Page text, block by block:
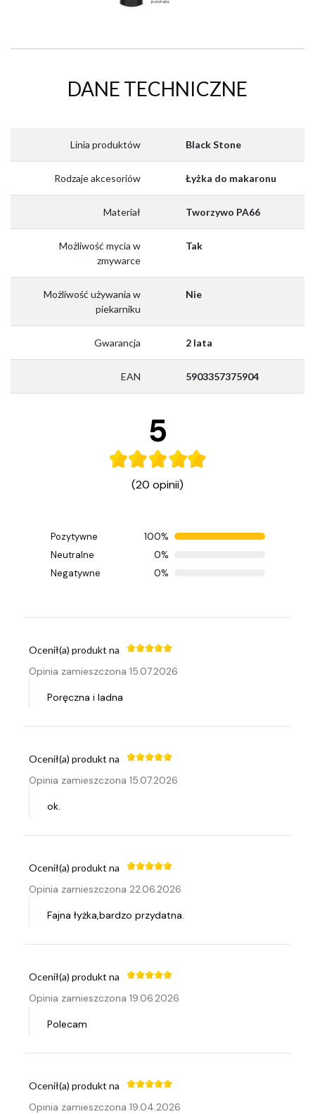
DANE TECHNICZNE
Linia produktów Black Stone
Rodzaje akcesoriów Łyżka do makaronu
Materiał Tworzywo PA66
Możliwość mycia w
zmywarce
Tak
Możliwość używania w
piekarniku
Nie
Gwarancja 2 lata
EAN 5903357375904
5
(20 opinii)
Pozytywne
100%
Neutralne
0%
Negatywne
0%
Ocenił(a) produkt na
Opinia zamieszczona 04.08.2026
Ocenił(a) produkt na
Opinia zamieszczona 15.07.2026
Poręczna i ladna
Ocenił(a) produkt na
Opinia zamieszczona 15.07.2026
ok.
Ocenił(a) produkt na
Opinia zamieszczona 22.06.2026
Fajna łyżka,bardzo przydatna.
Ocenił(a) produkt na
Opinia zamieszczona 19.06.2026
Polecam
Ocenił(a) produkt na
Opinia zamieszczona 19.04.2026